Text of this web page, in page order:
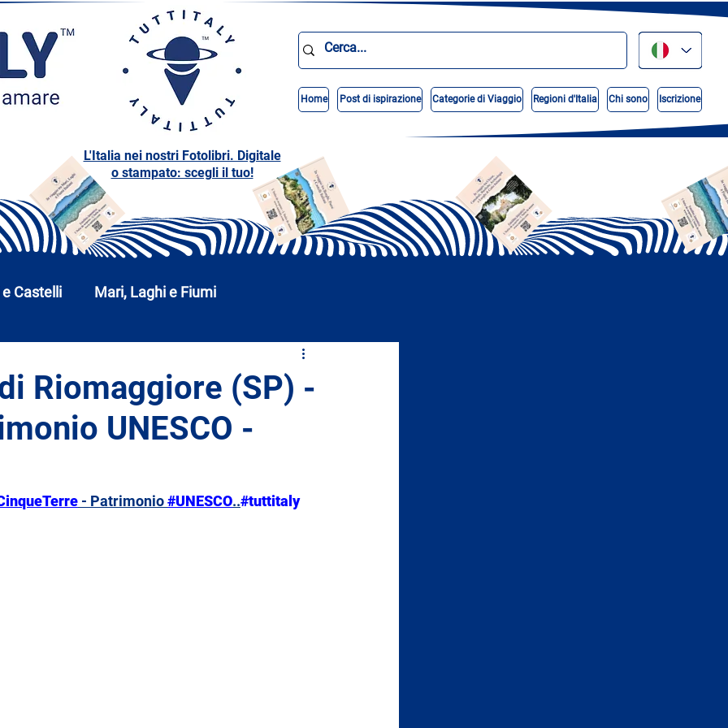
Home Post di ispirazione Categorie di Viaggio Regioni d'Italia Chi sono Iscrizione
L'Italia nei nostri Fotolibri. Digitale
o stampato: scegli il tuo!
Castelli Mari, Laghi e Fiumi
Campania
Liguria Lombardia Marche
Riomaggiore (SP) -
UNESCO -
- Patrimonio #UNESCO..#tuttitaly